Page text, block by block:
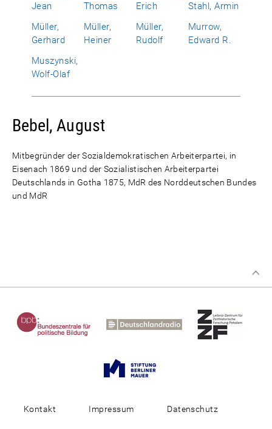
Jean
Thomas
Erich
Stahl, Armin
Müller,
Gerhard
Müller,
Heiner
Müller,
Rudolf
Murrow,
Edward R.
Muszynski,
Wolf-Olaf
Bebel, August
Mitbegründer der Sozialdemokratischen Arbeiterpartei, in
Eisenach 1869 und der Sozialistischen Arbeiterpartei
Deutschlands in Gotha 1875, MdR des Norddeutschen Bundes
und MdR
Kontakt Impressum Datenschutz